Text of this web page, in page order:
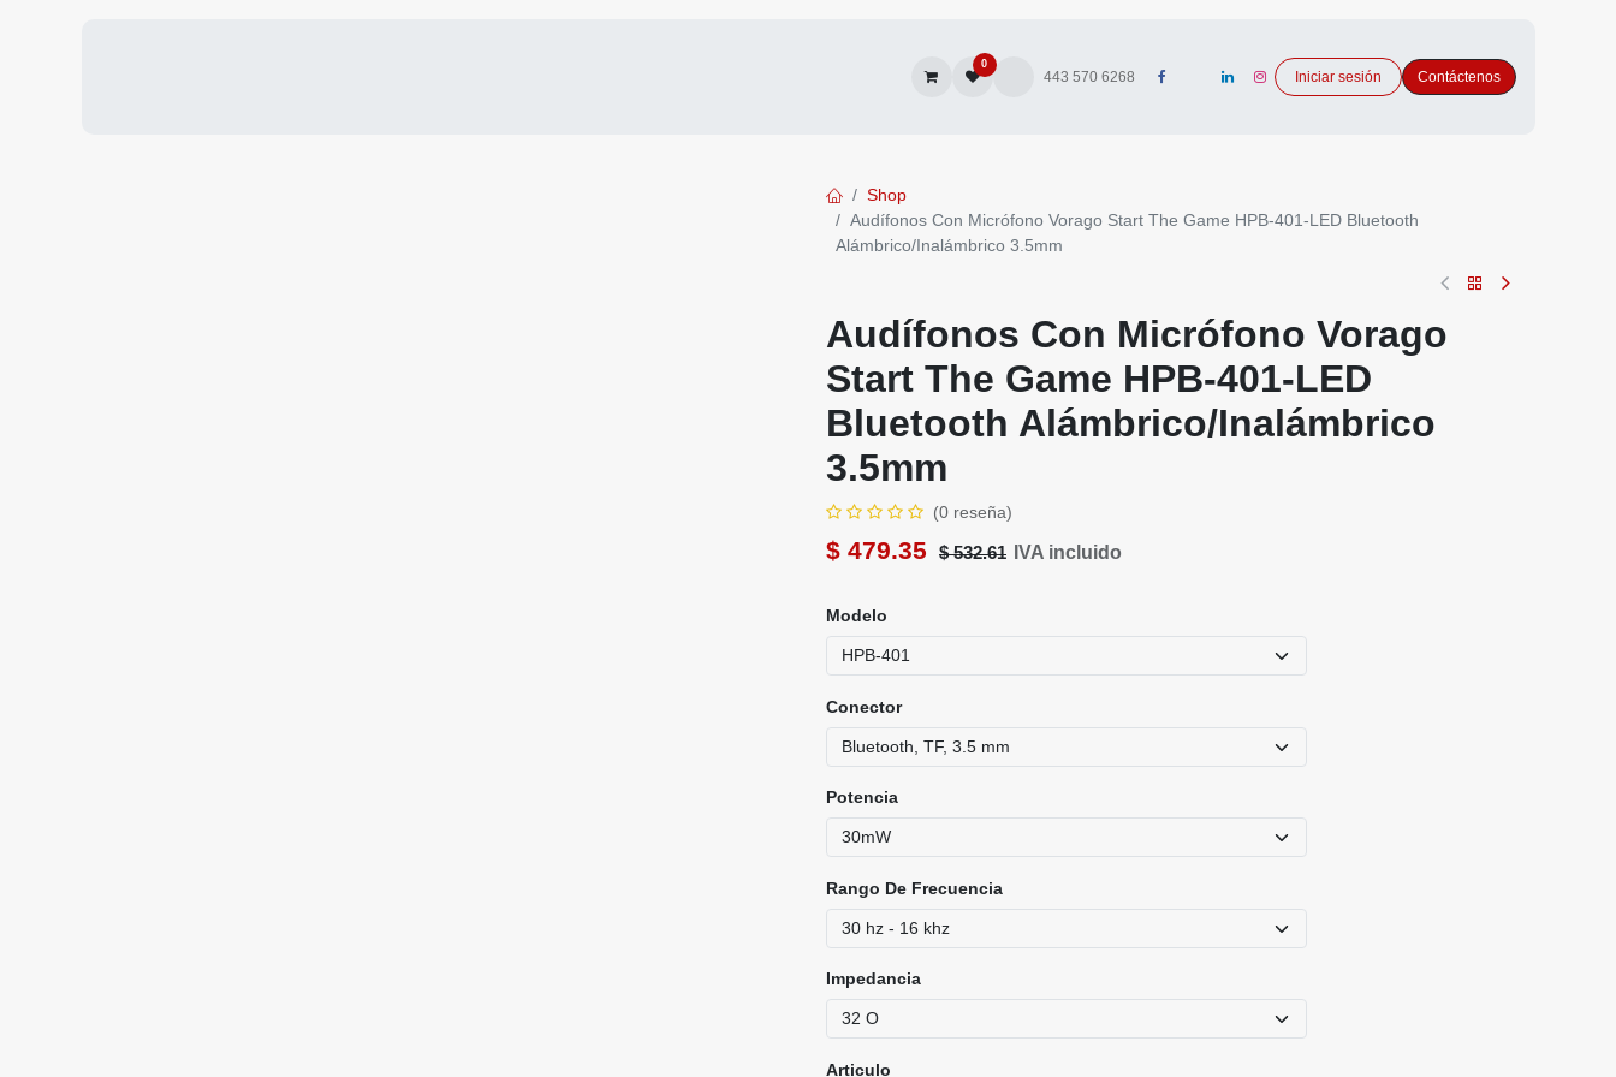
Autofacturación443 570 6268 Iniciar sesión Contáctenos
Shop
Audífonos Con Micrófono Vorago Start The Game HPB-401-LED Bluetooth
Alámbrico/Inalámbrico 3.5mm
Audífonos Con Micrófono Vorago Start
The Game HPB-401-LED Bluetooth
Alámbrico/Inalámbrico 3.5mm
(0 reseña)
$479.35 $532.61 IVA incluido
Conector
Potencia
Rango De Frecuencia
Impedancia
Articulo